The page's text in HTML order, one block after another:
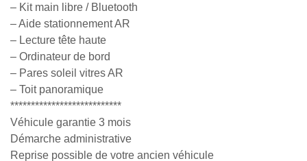
– Kit main libre / Bluetooth
– Aide stationnement AR
– Lecture tête haute
– Ordinateur de bord
– Pares soleil vitres AR
– Toit panoramique
***************************
Véhicule garantie 3 mois
Démarche administrative
Reprise possible de votre ancien véhicule